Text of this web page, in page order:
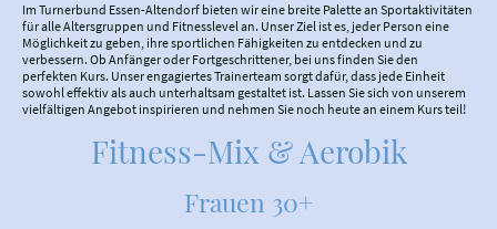
Im Turnerbund Essen-Altendorf bieten wir eine breite Palette an Sportaktivitäten
für alle Altersgruppen und Fitnesslevel an. Unser Ziel ist es, jeder Person eine
Möglichkeit zu geben, ihre sportlichen Fähigkeiten zu entdecken und zu
verbessern. Ob Anfänger oder Fortgeschrittener, bei uns finden Sie den
perfekten Kurs. Unser engagiertes Trainerteam sorgt dafür, dass jede Einheit
sowohl effektiv als auch unterhaltsam gestaltet ist. Lassen Sie sich von unserem
vielfältigen Angebot inspirieren und nehmen Sie noch heute an einem Kurs teil!
Fitness-Mix & Aerobik
Frauen 30+